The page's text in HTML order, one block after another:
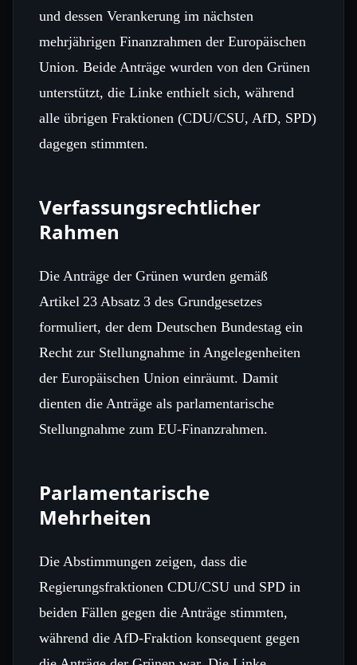
und dessen Verankerung im nächsten
mehrjährigen Finanzrahmen der Europäischen
Union. Beide Anträge wurden von den Grünen
unterstützt, die Linke enthielt sich, während
alle übrigen Fraktionen (CDU/CSU, AfD, SPD)
dagegen stimmten.
Verfassungsrechtlicher
Rahmen
Die Anträge der Grünen wurden gemäß
Artikel 23 Absatz 3 des Grundgesetzes
formuliert, der dem Deutschen Bundestag ein
Recht zur Stellungnahme in Angelegenheiten
der Europäischen Union einräumt. Damit
dienten die Anträge als parlamentarische
Stellungnahme zum EU‑Finanzrahmen.
Parlamentarische
Mehrheiten
Die Abstimmungen zeigen, dass die
Regierungsfraktionen CDU/CSU und SPD in
beiden Fällen gegen die Anträge stimmten,
während die AfD‑Fraktion konsequent gegen